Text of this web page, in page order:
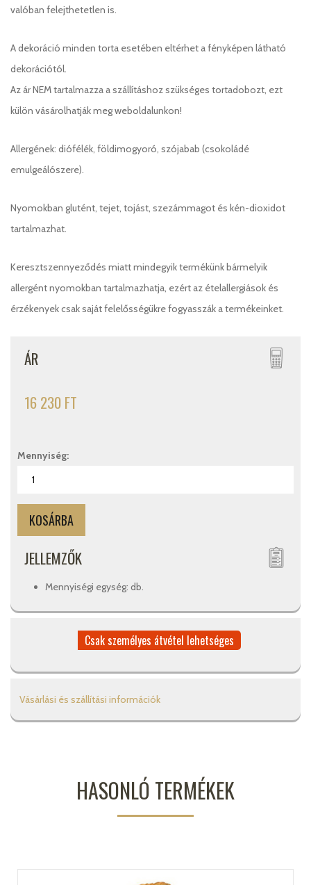
valóban felejthetetlen is.
A dekoráció minden torta esetében eltérhet a fényképen látható
dekorációtól.
Az ár NEM tartalmazza a szállításhoz szükséges tortadobozt, ezt
külön vásárolhatják meg weboldalunkon!
Allergének: diófélék, földimogyoró, szójabab (csokoládé
emulgeálószere).
Nyomokban glutént, tejet, tojást, szezámmagot és kén-dioxidot
tartalmazhat.
Keresztszennyeződés miatt mindegyik termékünk bármelyik
allergént nyomokban tartalmazhatja, ezért az ételallergiások és
érzékenyek csak saját felelősségükre fogyasszák a termékeinket.
ÁR
16 230 FT
Mennyiség:
JELLEMZŐK
Mennyiségi egység: db.
Csak személyes átvétel lehetséges
Vásárlási és szállítási információk
HASONLÓ TERMÉKEK